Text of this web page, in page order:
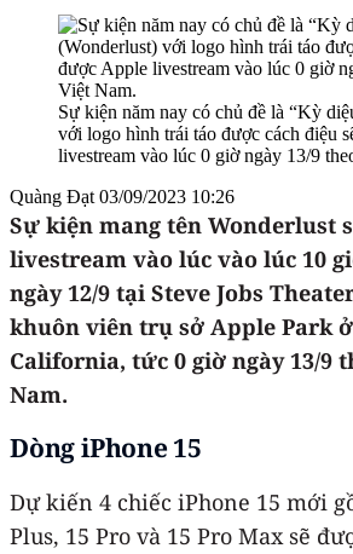
Sự kiện năm nay có chủ đề là “Kỳ
với logo hình trái táo được cách điệu
livestream vào lúc 0 giờ ngày 13/9
Quàng Đạt 03/09/2023 10:26
Sự kiện mang tên Wonderlust
livestream vào lúc vào lúc 10
ngày 12/9 tại Steve Jobs
khuôn viên trụ sở Apple Park
California, tức 0 giờ ngày 13/9
Nam.
Dòng iPhone 15
Dự kiến 4 chiếc iPhone 15 mới
Plus, 15 Pro và 15 Pro Max sẽ